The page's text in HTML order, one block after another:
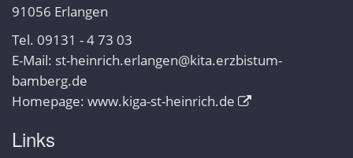
91056 Erlangen
Tel. 09131 - 4 73 03
E-Mail: st-heinrich.erlangen@kita.erzbistum-
bamberg.de
Homepage: www.kiga-st-heinrich.de
Links